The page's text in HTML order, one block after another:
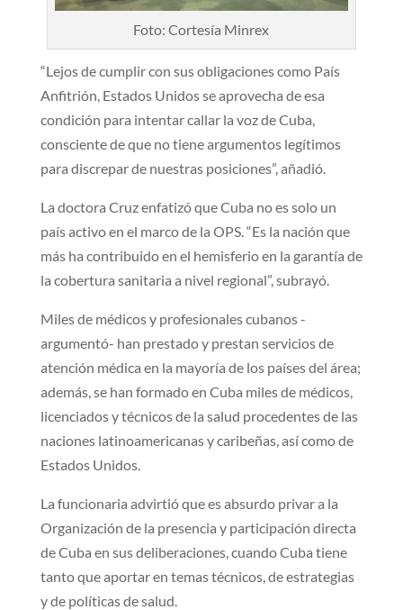
Foto: Cortesía Minrex
“Lejos de cumplir con sus obligaciones como País
Anfitrión, Estados Unidos se aprovecha de esa
condición para intentar callar la voz de Cuba,
consciente de que no tiene argumentos legítimos
para discrepar de nuestras posiciones”, añadió.
La doctora Cruz enfatizó que Cuba no es solo un
país activo en el marco de la OPS. “Es la nación que
más ha contribuido en el hemisferio en la garantía de
la cobertura sanitaria a nivel regional”, subrayó.
Miles de médicos y profesionales cubanos -
argumentó- han prestado y prestan servicios de
atención médica en la mayoría de los países del área;
además, se han formado en Cuba miles de médicos,
licenciados y técnicos de la salud procedentes de las
naciones latinoamericanas y caribeñas, así como de
Estados Unidos.
La funcionaria advirtió que es absurdo privar a la
Organización de la presencia y participación directa
de Cuba en sus deliberaciones, cuando Cuba tiene
tanto que aportar en temas técnicos, de estrategias
y de políticas de salud.